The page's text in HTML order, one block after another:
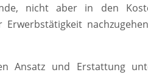
nicht aber in den
Ansatz und Erstattung